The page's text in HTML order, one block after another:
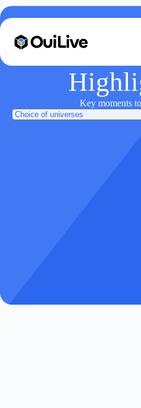
Key moments